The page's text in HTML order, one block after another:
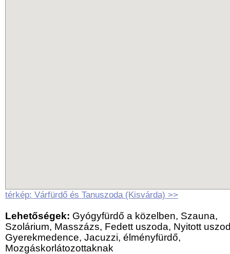
térkép: Várfürdő és Tanuszoda (Kisvárda) >>
Lehetőségek: Gyógyfürdő a közelben, Szauna,
Szolárium, Masszázs, Fedett uszoda, Nyitott
Gyerekmedence, Jacuzzi, élményfürdő,
Mozgáskorlátozottaknak